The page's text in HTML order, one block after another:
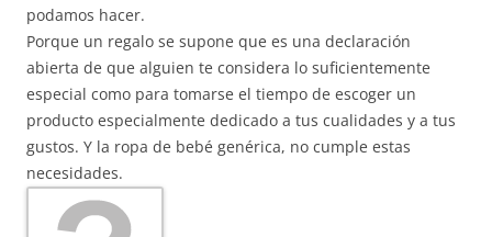
podamos hacer.
Porque un regalo se supone que es una declaración
abierta de que alguien te considera lo suficientemente
especial como para tomarse el tiempo de escoger un
producto especialmente dedicado a tus cualidades y a tus
gustos. Y la ropa de bebé genérica, no cumple estas
necesidades.